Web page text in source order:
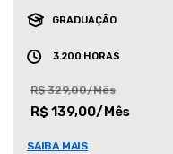
GRADUAÇÃO
3.200 HORAS
R$ 329,00/Mês
R$ 139,00/Mês
SAIBA MAIS